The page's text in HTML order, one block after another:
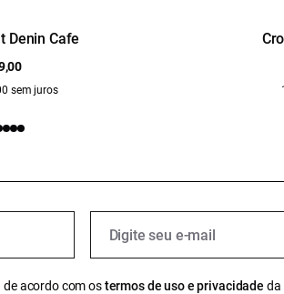
Denin Cafe
sem juros
de acordo com ostermos de uso e privacidade da